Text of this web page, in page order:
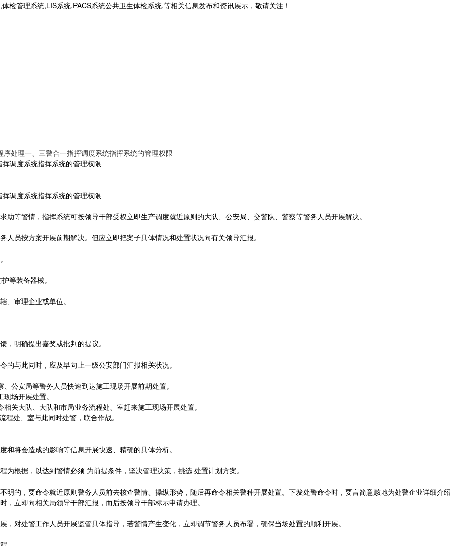
检管理系统,LIS系统,PACS系统公共卫生体检系统,等相关信息发布和资讯展示，敬请关注！
处理一、三警合一指挥调度系统指挥系统的管理权限
调度系统指挥系统的管理权限
调度系统指挥系统的管理权限
等警情，指挥系统可按领导干部受权立即生产调度就近原则的大队、公安局、交警队、警察等警务人员开展解决。
员按方案开展前期解决。但应立即把案子具体情况和处置状况向有关领导汇报。
等装备器械。
、审理企业或单位。
明确提出嘉奖或批判的提议。
与此同时，应及早向上一级公安部门汇报相关状况。
公安局等警务人员快速到达施工现场开展前期处置。
场开展处置。
大队、大队和市局业务流程处、室赶来施工现场开展处置。
处、室与此同时处警，联合作战。
将会造成的影响等信息开展快速、精确的具体分析。
根据，以达到警情必须 为前提条件，坚决管理决策，挑选 处置计划方案。
的，要命令就近原则警务人员前去核查警情、操纵形势，随后再命令相关警种开展处置。下发处警命令时，要言简意赅地为处警企业详细介绍
立即向相关局领导干部汇报，而后按领导干部标示申请办理。
对处警工作人员开展监管具体指导，若警情产生变化，立即调节警务人员布署，确保当场处置的顺利开展。